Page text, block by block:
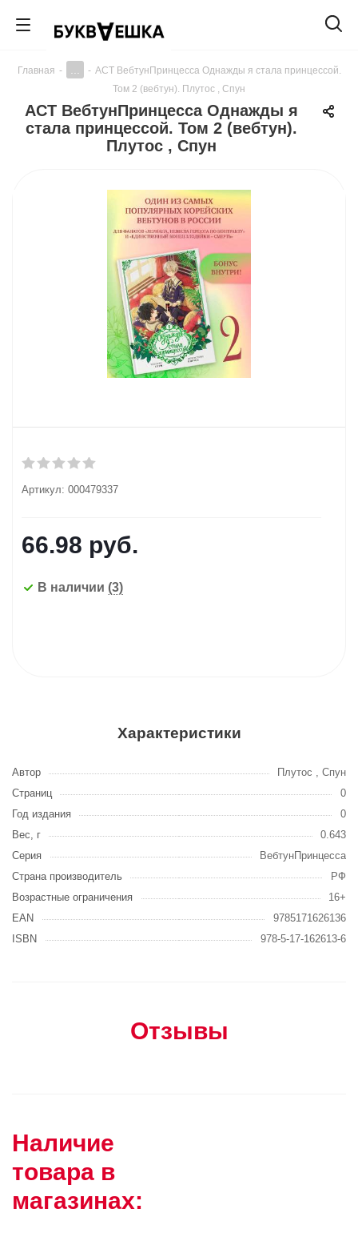
Главная - - АСТ ВебтунПринцесса Однажды я стала принцессой.
Том 2 (вебтун). Плутос , Спун
АСТ ВебтунПринцесса Однажды я
стала принцессой. Том 2 (вебтун).
Плутос , Спун
Артикул: 000479337
66.98 руб.
В наличии (3)
Характеристики
Автор
Плутос , Спун
Страниц
0
Год издания
0
Вес, г
0.643
Серия
ВебтунПринцесса
Страна производитель
РФ
Возрастные ограничения
16+
EAN
9785171626136
ISBN
978-5-17-162613-6
Отзывы
Наличие
товара в
магазинах: